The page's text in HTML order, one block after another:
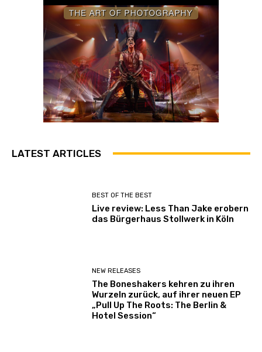
LATEST ARTICLES
BEST OF THE BEST
Live review: Less Than Jake erobern
das Bürgerhaus Stollwerk in Köln
NEW RELEASES
The Boneshakers kehren zu ihren
Wurzeln zurück, auf ihrer neuen EP
„Pull Up The Roots: The Berlin &
Hotel Session“